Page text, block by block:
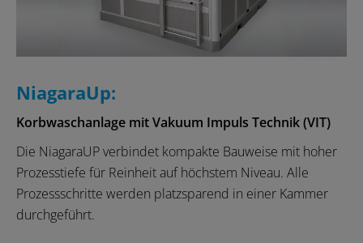
NiagaraUp:
Korbwaschanlage mit Vakuum Impuls Technik (VIT)
Die NiagaraUP verbindet kompakte Bauweise mit hoher
Prozesstiefe für Reinheit auf höchstem Niveau. Alle
Prozessschritte werden platzsparend in einer Kammer
durchgeführt.